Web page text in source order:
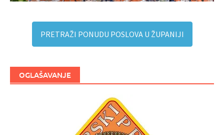
PRETRAŽI PONUDU POSLOVA U ŽUPANIJI
OGLAŠAVANJE